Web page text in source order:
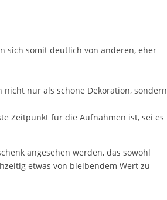
sich somit deutlich von anderen, eher
nur als schöne Dekoration, sondern
Zeitpunkt für die Aufnahmen ist, sei es
angesehen werden, das sowohl
etwas von bleibendem Wert zu